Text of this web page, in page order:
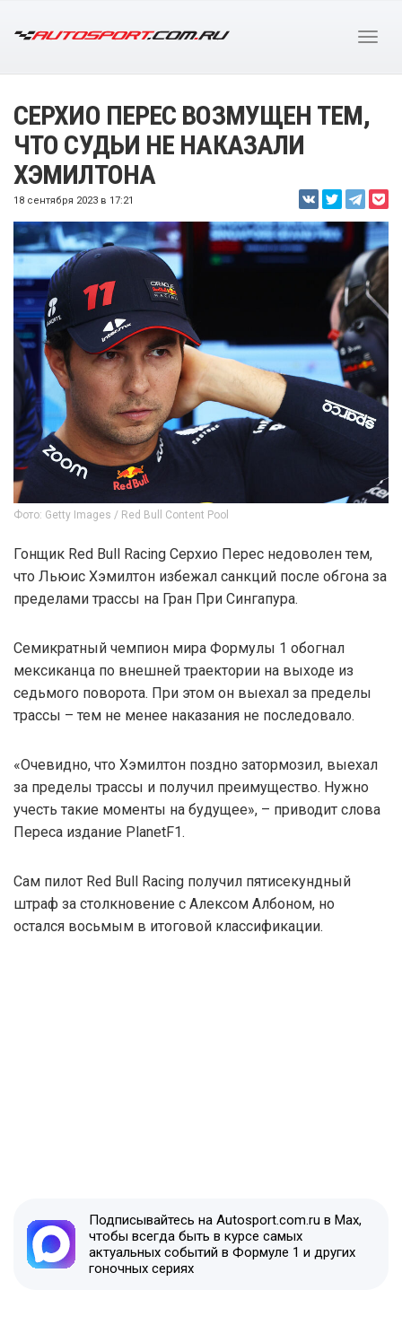
СЕРХИО ПЕРЕС ВОЗМУЩЕН ТЕМ,
ЧТО СУДЬИ НЕ НАКАЗАЛИ
ХЭМИЛТОНА
18 сентября 2023 в 17:21
Фото: Getty Images / Red Bull Content Pool
Гонщик Red Bull Racing Серхио Перес недоволен тем,
что Льюис Хэмилтон избежал санкций после обгона за
пределами трассы на Гран При Сингапура.
Семикратный чемпион мира Формулы 1 обогнал
мексиканца по внешней траектории на выходе из
седьмого поворота. При этом он выехал за пределы
трассы – тем не менее наказания не последовало.
«Очевидно, что Хэмилтон поздно затормозил, выехал
за пределы трассы и получил преимущество. Нужно
учесть такие моменты на будущее», – приводит слова
Переса издание PlanetF1.
Сам пилот Red Bull Racing получил пятисекундный
штраф за столкновение с Алексом Албоном, но
остался восьмым в итоговой классификации.
Подписывайтесь на Autosport.com.ru в Max,
чтобы всегда быть в курсе самых
актуальных событий в Формуле 1 и других
гоночных сериях